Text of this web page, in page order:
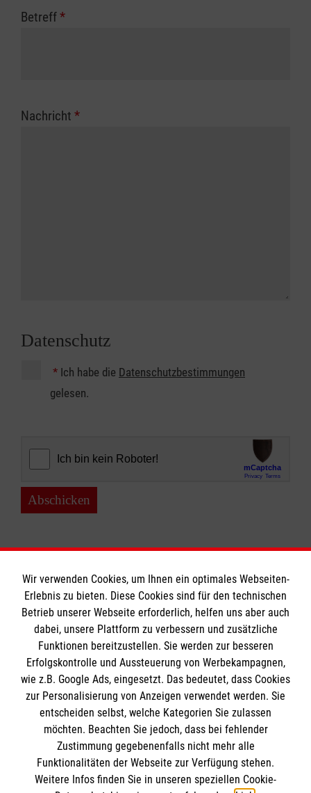
Betreff*
Nachricht *
Datenschutz
* Ich habe die Datenschutzbestimmungen
gelesen.
Abschicken
Informationen
Impressum
Datenschutz
Kontakt
Barrierefreiheit
Die Malteser
Malteser in Deutschland
Malteserorden
Sharepoint
Spendenkonto
Wir verwenden Cookies, um Ihnen ein optimales Webseiten-
Erlebnis zu bieten. Diese Cookies sind für den technischen
Betrieb unserer Webseite erforderlich, helfen uns aber auch
dabei, unsere Plattform zu verbessern und zusätzliche
Funktionen bereitzustellen. Sie werden zur besseren
Erfolgskontrolle und Aussteuerung von Werbekampagnen,
wie z.B. Google Ads, eingesetzt. Das bedeutet, dass Cookies
zur Personalisierung von Anzeigen verwendet werden. Sie
entscheiden selbst, welche Kategorien Sie zulassen
möchten. Beachten Sie jedoch, dass bei fehlender
Zustimmung gegebenenfalls nicht mehr alle
Funktionalitäten der Webseite zur Verfügung stehen.
Weitere Infos finden Sie in unseren speziellen Cookie-